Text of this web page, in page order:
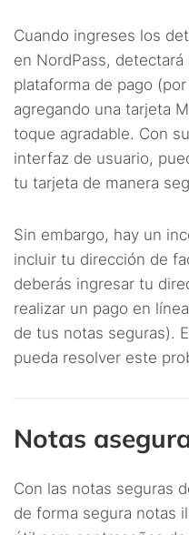
Cuando ingreses los
en NordPass,
plataforma de pago
agregando una tarjeta
toque agradable. Con
interfaz de usuario,
tu tarjeta de manera
Sin embargo, hay un
incluir tu dirección de
deberás ingresar tu
realizar un pago en
de tus notas seguras).
pueda resolver este
Notas
Con las notas seguras
de forma segura notas